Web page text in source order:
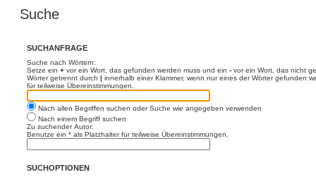
Suche
SUCHANFRAGE
Suche nach Wörtern:
Setze ein + vor ein Wort, das gefunden werden muss und ein - vor ein Wort, das nicht
Wörter getrennt durch | innerhalb einer Klammer, wenn nur eines der Wörter gefunden
für teilweise Übereinstimmungen.
Nach allen Begriffen suchen oder Suche wie angegeben verwenden
Nach einem Begriff suchen
Zu suchender Autor:
Benutze ein * als Platzhalter für teilweise Übereinstimmungen.
SUCHOPTIONEN